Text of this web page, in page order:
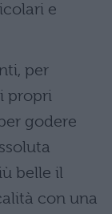
e
per
propri
godere
belle il
con una